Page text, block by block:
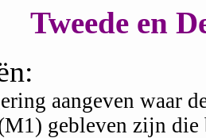
Tweede en
aangeven waar
gebleven zijn die